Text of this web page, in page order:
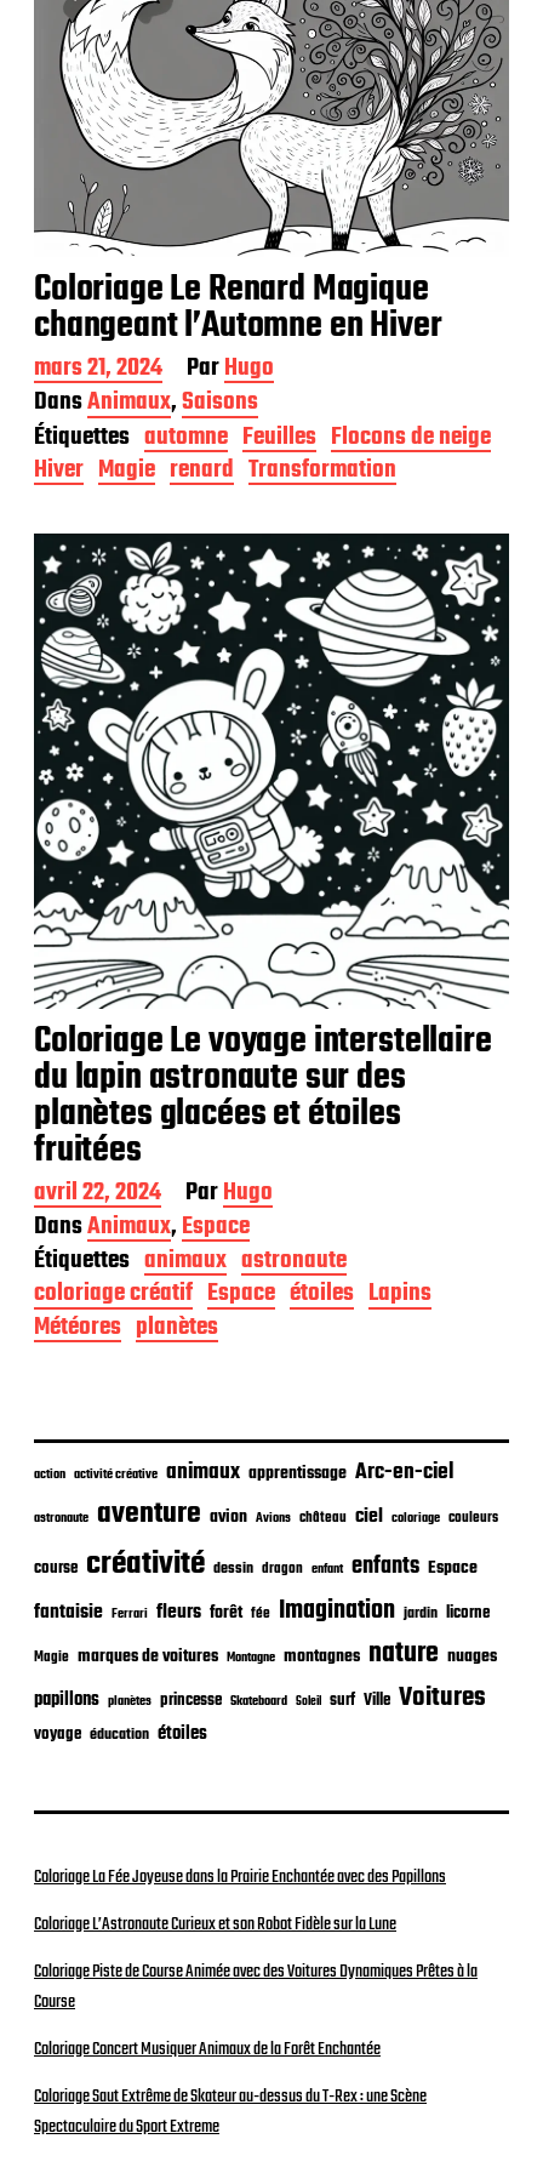
Coloriage Le Renard Magique
changeant l’Automne en Hiver
D
a
t
e
d
e
u
b
c
a
o
mars 21, 2024 ParHugo
DansAnimaux,Saisons
Étiquettes automne Feuilles Flocons de neige
Hiver Magie renard Transformation
Coloriage Le voyage interstellaire
du lapin astronaute sur des
planètes glacées et étoiles
fruitées
D
a
t
e
d
e
p
i
a
t
i
o
n
avril 22, 2024 ParHugo
DansAnimaux,Espace
Étiquettes animaux astronaute
coloriage créatif Espace étoiles Lapins
Météores planètes
action activité créative animaux apprentissage Arc-en-ciel
astronaute aventure avion Avions château ciel coloriage couleurs
course créativité dessin dragon enfant enfants Espace
fantaisie Ferrari fleurs forêt fée Imagination jardin licorne
Magie marques de voitures Montagne montagnes nature nuages
papillons planètes princesse Skateboard Soleil surf Ville Voitures
voyage éducation étoiles
Coloriage La Fée Joyeuse dans la Prairie Enchantée avec des Papillons
Coloriage L’Astronaute Curieux et son Robot Fidèle sur la Lune
Coloriage Piste de Course Animée avec des Voitures Dynamiques Prêtes à la
Course
Coloriage Concert Musiquer Animaux de la Forêt Enchantée
Coloriage Saut Extrême de Skateur au-dessus du T-Rex : une Scène
Spectaculaire du Sport Extreme